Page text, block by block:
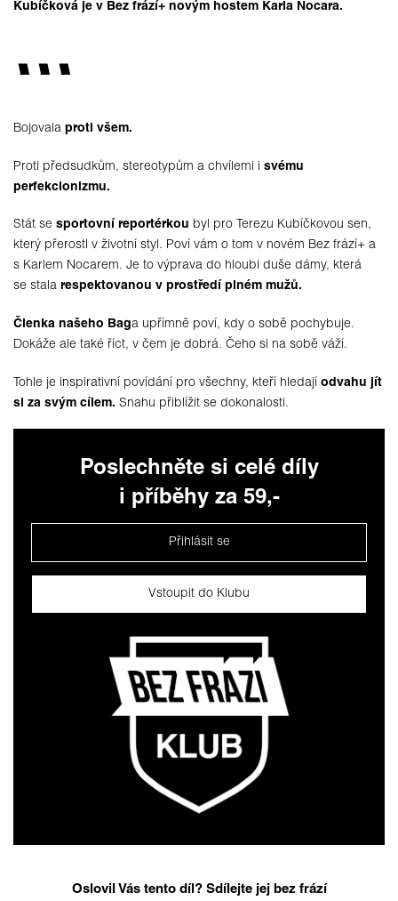
Kubíčková je v Bez frází+ novým hostem Karla Nocara.
Bojovala proti všem.
Proti předsudkům, stereotypům a chvílemi i svému
perfekcionizmu.
Stát se sportovní reportérkou byl pro Terezu Kubíčkovou sen,
který přerostl v životní styl. Poví vám o tom v novém Bez frází+ a
s Karlem Nocarem. Je to výprava do hloubi duše dámy, která
se stala respektovanou v prostředí plném mužů.
Členka našeho Baga upřímně poví, kdy o sobě pochybuje.
Dokáže ale také říct, v čem je dobrá. Čeho si na sobě váží.
Tohle je inspirativní povídání pro všechny, kteří hledají odvahu jít
si za svým cílem. Snahu přiblížit se dokonalosti.
Poslechněte si celé díly
i příběhy za 59,-
Přihlásit se
Vstoupit do Klubu
Oslovil Vás tento díl? Sdílejte jej bez frází